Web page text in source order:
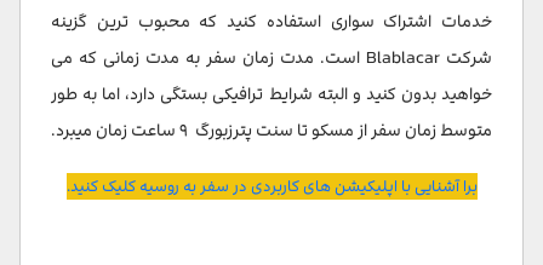
خدمات اشتراک سواری استفاده کنید که محبوب ترین گزینه
شرکت Blablacar است. مدت زمان سفر به مدت زمانی که می
خواهید بدون کنید و البته شرایط ترافیکی بستگی دارد، اما به طور
متوسط زمان سفر از مسکو تا سنت پترزبورگ ۹ ساعت زمان میبرد.
برا آشنایی با اپلیکیشن های کاربردی در سفر به روسیه کلیک کنید.